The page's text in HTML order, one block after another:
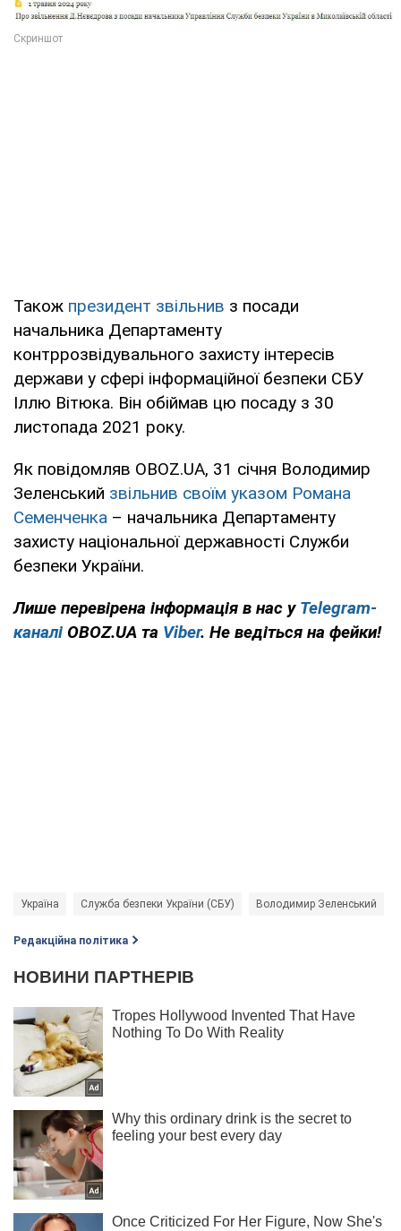
Також президент звільнив з посади
начальника Департаменту
контррозвідувального захисту інтересів
держави у сфері інформаційної безпеки СБУ
Іллю Вітюка. Він обіймав цю посаду з 30
листопада 2021 року.
Як повідомляв OBOZ.UA, 31 січня Володимир
Зеленський звільнив своїм указом Романа
Семенченка – начальника Департаменту
захисту національної державності Служби
безпеки України.
Лише перевірена інформація в нас у Telegram-
каналі OBOZ.UA та Viber. Не ведіться на фейки!
Україна Служба безпеки України (СБУ) Володимир Зеленський
Редакційна політика